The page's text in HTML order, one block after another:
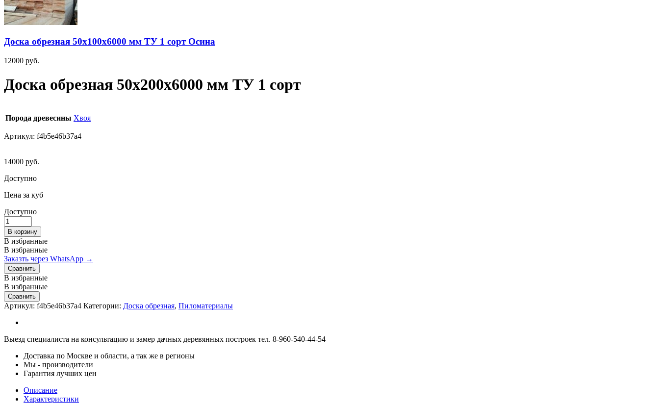
Доска обрезная 50х100х6000 мм ТУ 1 сорт Осина
12000 руб.
Доска обрезная 50х200х6000 мм ТУ 1 сорт
Порода древесины Хвоя
Артикул: f4b5e46b37a4
14000 руб.
Доступно
Цена за куб
Доступно
Доска
обрезная
50х200х6000
мм
ТУ
1
сорт
quantity
В корзину
В избранные
В избранные
Заказть через WhatsApp →
Сравнить
В избранные
В избранные
Сравнить
Артикул: f4b5e46b37a4 Категории: Доска обрезная, Пиломатериалы
Выезд специалиста на консультацию и замер дачных деревянных построек тел. 8-960-540-44-54
Доставка по Москве и области, а так же в регионы
Мы - производители
Гарантия лучших цен
Описание
Характеристики